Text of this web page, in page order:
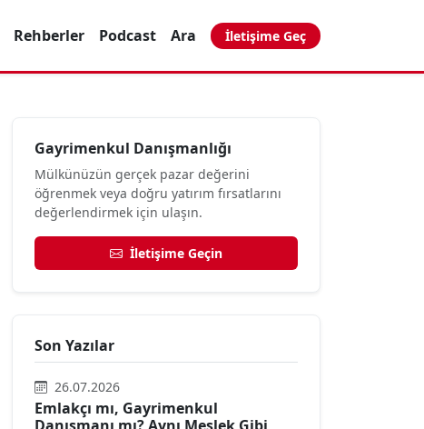
Rehberler Podcast Ara İletişime Geç
Gayrimenkul Danışmanlığı
Mülkünüzün gerçek pazar değerini
öğrenmek veya doğru yatırım fırsatlarını
değerlendirmek için ulaşın.
İletişime Geçin
Son Yazılar
26.07.2026
Emlakçı mı, Gayrimenkul